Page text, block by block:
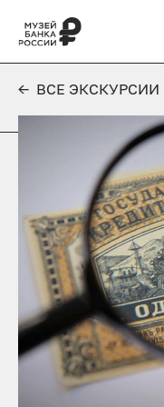
← ВСЕ ЭКСКУРСИИ